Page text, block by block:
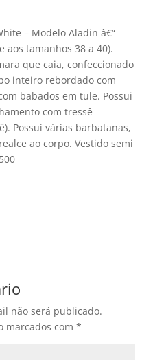
– Modelo Aladin â€“
aos tamanhos 38 a 40).
que caia, confeccionado
inteiro rebordado com
babados em tule. Possui
com tressê
Possui várias barbatanas,
ao corpo. Vestido semi
não será publicado.
marcados com *